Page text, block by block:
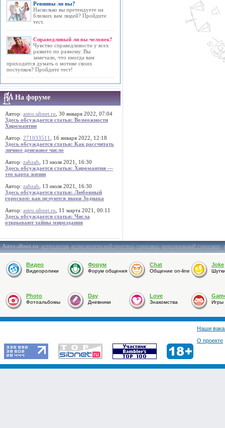
Ревнивы ли вы?
Насколько вы претендуете на
близких вам людей? Пройдите
тест.
Справедливый ли вы человек?
Чувство справедливости у всех
развито по разному. Вы
замечали, что иногда вам
приходится думать о мотиве своих
поступков? Пройдите тест!
На форуме
Автор: astro.sibnet.ru , 30 января 2022, 07:04
Здесь обсуждается статья: Возможности
Хиромантии
Автор: 271033511
, 16 января 2022, 12:18
Здесь обсуждается статья: Как рассчитать
личное денежное число
Автор: zabzab , 13 июля 2021, 16:30
Здесь обсуждается статья: Хиромантия —
это карта жизни
Автор: zabzab , 13 июля 2021, 16:30
Здесь обсуждается статья: Любовный
гороскоп: как целуются знаки Зодиака
Автор: astro.sibnet.ru , 11 марта 2021, 00:11
Здесь обсуждается статья: Числа
открывают тайны мироздания
Astro.sibnet.ru:астрология,астрологический прогноз,гороскоп,персональный гороскоп,
Видео
Видеоролики
Форум
Форум общения
Chat
Общение on-line
Joke
Photo
Фотоальбомы
Day
Дневники
Love
Знакомства Игры
Наши
О проекте